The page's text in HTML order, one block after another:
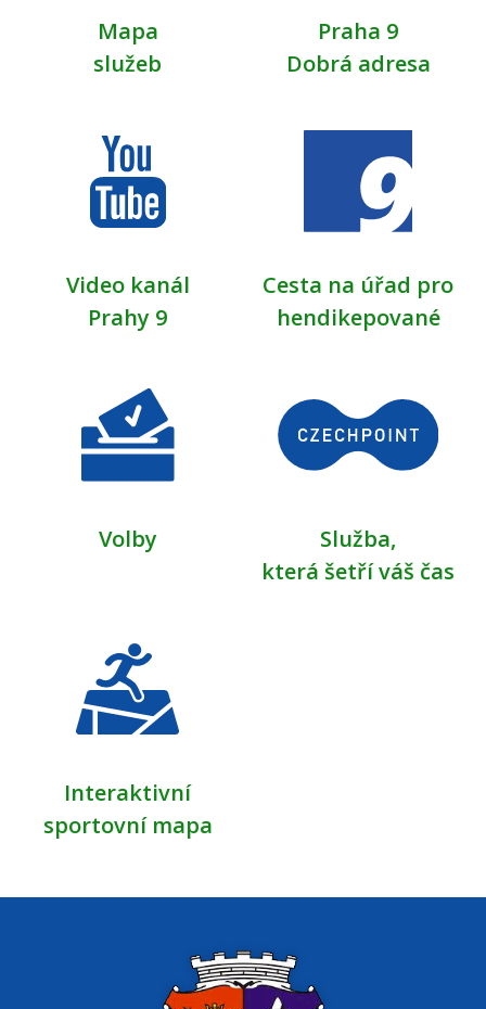
Mapa
služeb
Praha 9
Dobrá adresa
Video kanál
Prahy 9
Cesta na úřad pro
hendikepované
Volby
Služba,
která šetří váš čas
Interaktivní
sportovní mapa